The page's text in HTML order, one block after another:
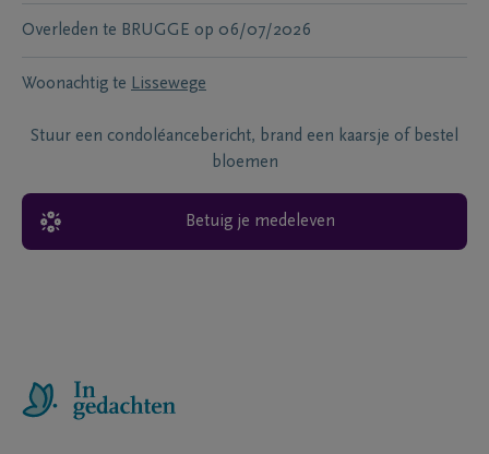
Overleden te BRUGGE op 06/07/2026
Woonachtig te Lissewege
Stuur een condoléancebericht, brand een kaarsje of bestel
bloemen
Betuig je medeleven